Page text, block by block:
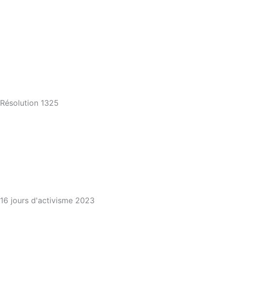
Résolution 1325
16 jours d'activisme 2023